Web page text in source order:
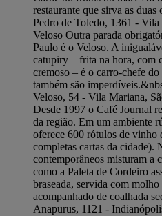
restaurante que sirva as
Pedro de Toledo, 1361 -
Veloso Outra parada
Paulo é o Veloso. A
catupiry – frita na hora, com
cremoso – é o carro-chefe
também são
Veloso, 54 - Vila Mariana,
Desde 1997 o Café Journal
da região. Em um ambiente
oferece 600 rótulos de vinho
completas cartas da cidade).
contemporâneos misturam a
como a Paleta de Cordeiro
braseada, servida com
acompanhado de coalhada
Anapurus, 1121 -